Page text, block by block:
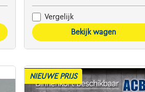
Vergelijk
Bekijk wagen
NIEUWE PRIJS